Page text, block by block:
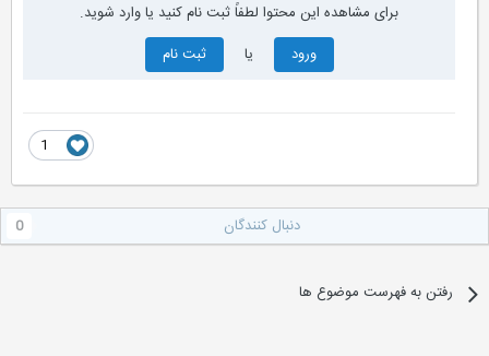
برای مشاهده این محتوا لطفاً ثبت نام کنید یا وارد شوید.
ورود
ثبت نام
دنبال کنندگان
رفتن به فهرست موضوع ها